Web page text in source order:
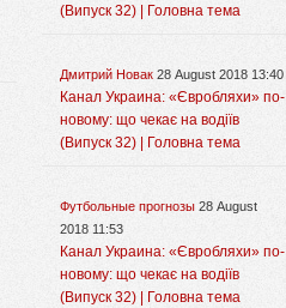
(Випуск 32) | Головна тема
Дмитрий Новак 28 August 2018 13:40
Канал Украина: «Євробляхи» по-
новому: що чекає на водіїв
(Випуск 32) | Головна тема
Футбольные прогнозы 28 August
2018 11:53
Канал Украина: «Євробляхи» по-
новому: що чекає на водіїв
(Випуск 32) | Головна тема